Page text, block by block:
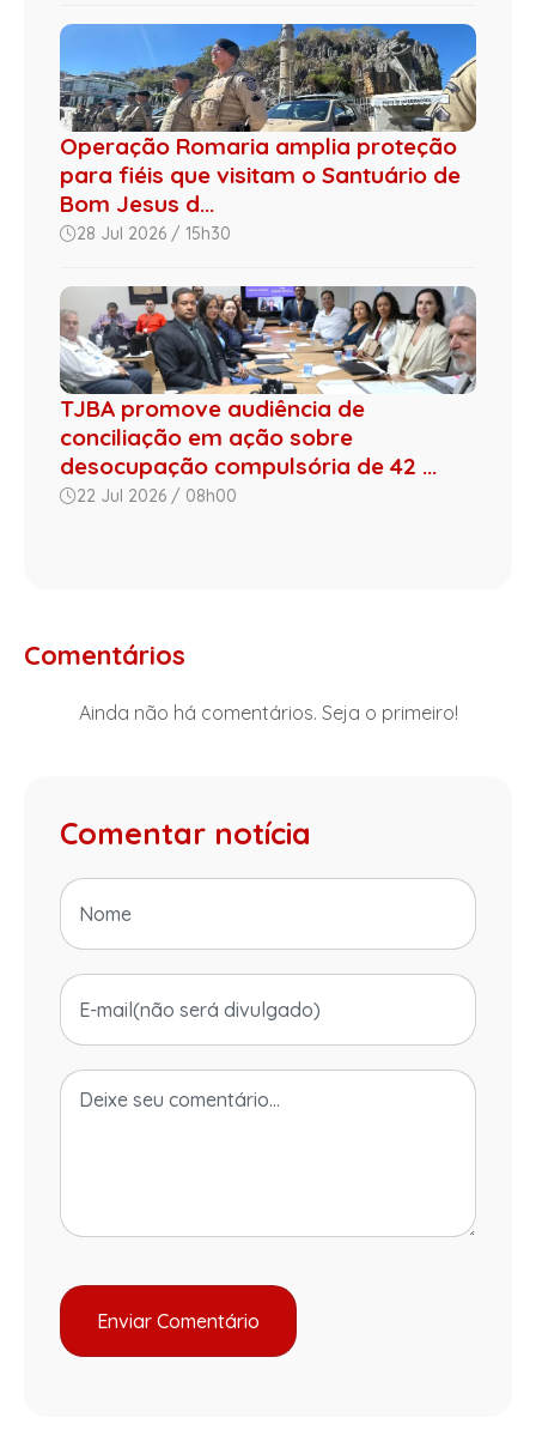
Operação Romaria amplia proteção
para fiéis que visitam o Santuário de
Bom Jesus d...
28 Jul 2026 / 15h30
TJBA promove audiência de
conciliação em ação sobre
desocupação compulsória de 42 ...
22 Jul 2026 / 08h00
Comentários
Ainda não há comentários. Seja o primeiro!
Comentar notícia